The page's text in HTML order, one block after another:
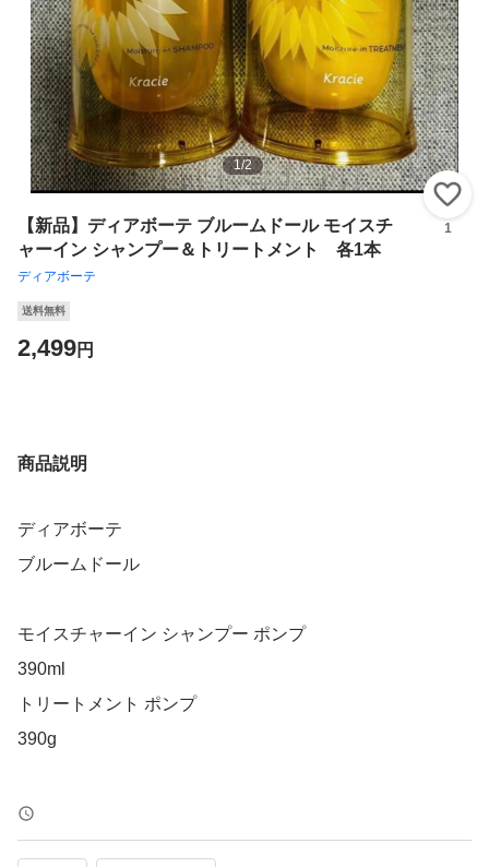
1/2
【新品】ディアボーテ ブルームドール モイスチ
ャーイン シャンプー＆トリートメント 各1本
ディアボーテ
1
送料無料
2,499円
商品説明
ディアボーテ
ブルームドール
モイスチャーイン シャンプー ポンプ
390ml
トリートメント ポンプ
390g
各1本